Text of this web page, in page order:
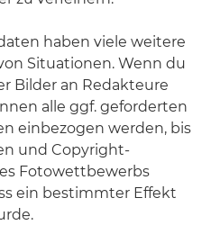
haben viele weitere
Situationen. Wenn du
Bilder an Redakteure
alle ggf. geforderten
einbezogen werden, bis
und Copyright-
Fotowettbewerbs
ein bestimmter Effekt